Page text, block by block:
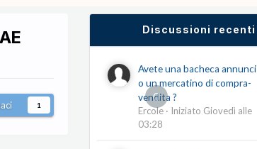
1
Discussioni recenti
0
Avete una bacheca annunci
o un mercatino di compra-
vendita ?
Ercole· Iniziato Giovedì alle
03:28